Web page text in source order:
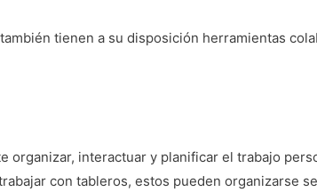
tienen a su disposición herramientas
organizar, interactuar y planificar el trabajo
con tableros, estos pueden organizarse